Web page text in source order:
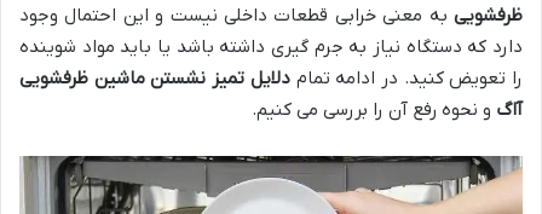
ظرفشویی به معنی خرابی قطعات داخلی نیست و این احتمال وجود
دارد که دستگاه نیاز به جرم گیری داشته باشد یا باید مواد شوینده
را تعویض کنید. در ادامه تمامدلایل تمیز نشستن ماشین ظرفشویی
آاگ و نحوه رفع آن را بررسی می کنیم.